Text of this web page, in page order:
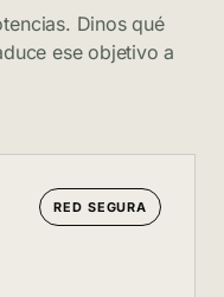
Dinos qué
ese objetivo a
RED SEGURA